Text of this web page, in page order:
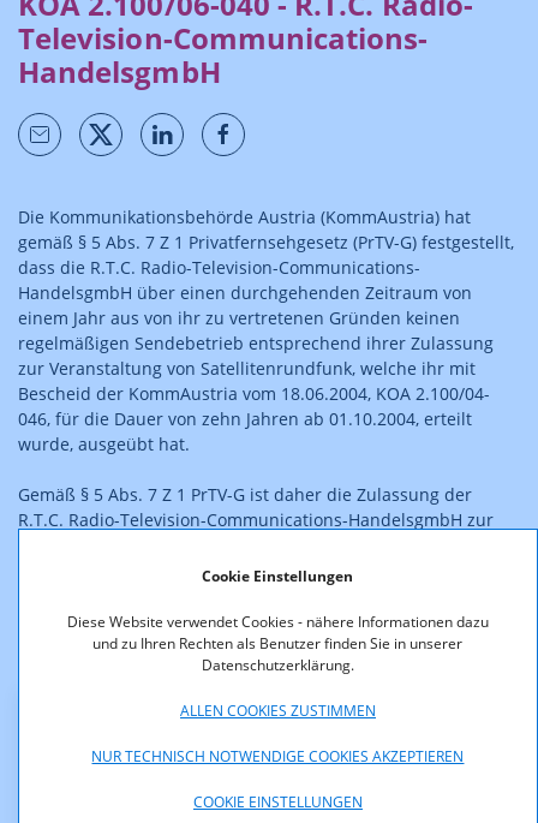
Cookie Einstellungen
Diese Website verwendet Cookies - nähere Informationen dazu
und zu Ihren Rechten als Benutzer finden Sie in unserer
Datenschutzerklärung.
ALLEN COOKIES ZUSTIMMEN
NUR TECHNISCH NOTWENDIGE COOKIES AKZEPTIEREN
COOKIE EINSTELLUNGEN
Television-Communications-
HandelsgmbH
Die Kommunikationsbehörde Austria (KommAustria) hat
gemäß § 5 Abs. 7 Z 1 Privatfernsehgesetz (PrTV-G) festgestellt,
dass die R.T.C. Radio-Television-Communications-
HandelsgmbH über einen durchgehenden Zeitraum von
einem Jahr aus von ihr zu vertretenen Gründen keinen
regelmäßigen Sendebetrieb entsprechend ihrer Zulassung
zur Veranstaltung von Satellitenrundfunk, welche ihr mit
Bescheid der KommAustria vom 18.06.2004, KOA 2.100/04-
046, für die Dauer von zehn Jahren ab 01.10.2004, erteilt
wurde, ausgeübt hat.
Gemäß § 5 Abs. 7 Z 1 PrTV-G ist daher die Zulassung der
R.T.C. Radio-Television-Communications-HandelsgmbH zur
Der Bescheid ist rechtskräftig.